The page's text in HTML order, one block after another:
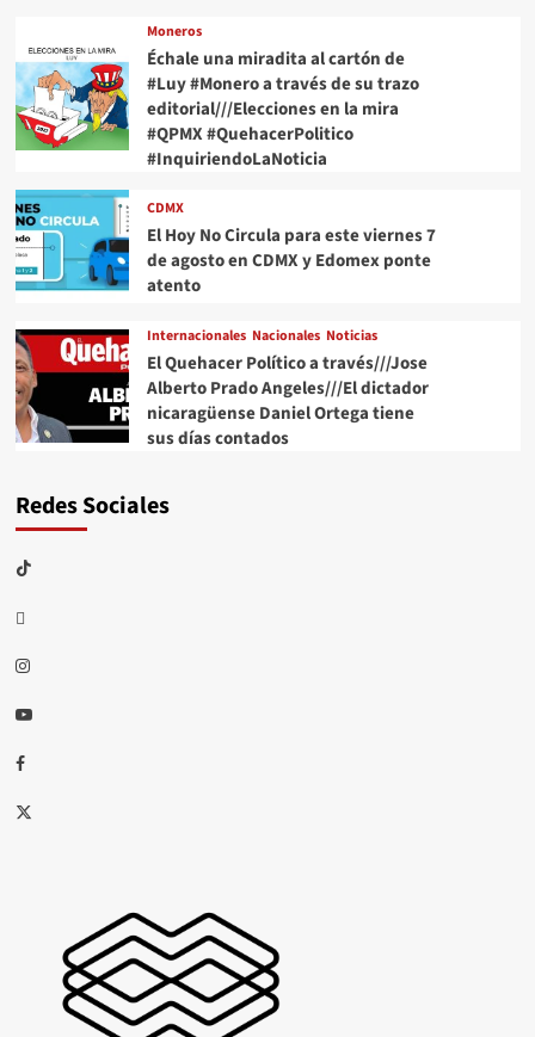
Moneros
Échale una miradita al cartón de
#Luy #Monero a través de su trazo
editorial///Elecciones en la mira
#QPMX #QuehacerPolitico
#InquiriendoLaNoticia
CDMX
El Hoy No Circula para este viernes 7
de agosto en CDMX y Edomex ponte
atento
Internacionales Nacionales Noticias
El Quehacer Político a través///Jose
Alberto Prado Angeles///El dictador
nicaragüense Daniel Ortega tiene
sus días contados
Redes Sociales
TikTok
threads
Instagram
Youtube
Facebook
X